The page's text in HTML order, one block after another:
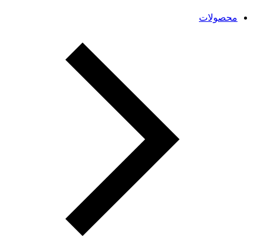
محصولات